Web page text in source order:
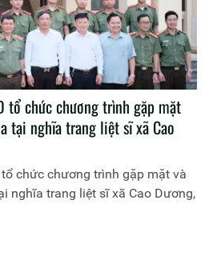
tổ chức chương trình gặp mặt
tại nghĩa trang liệt sĩ xã Cao
chức chương trình gặp mặt và
nghĩa trang liệt sĩ xã Cao Dương,